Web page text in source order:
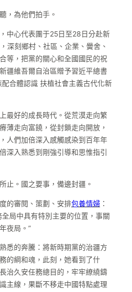
，為他們拍手。
中心代表團于25日至28日分赴新
深刻鄉村、社區、企業、黌舍、
等，把黨的關心和全國國民的祝
疆維吾爾自治區贈予習近平總書
合體認識 扶植社會主義古代化新
最好的成長時代。從荒漠走向繁
薄走向富饒，從封鎖走向開放，
人們加倍深入感觸感染到百年年
深入熟悉到剛強引導和思惟指引
止。國之要事，備邊封疆。
的審閱、策劃、安排包養情婦：
局中具有特別主要的位置，事關
夜局。”
悉的奔騰：將新時期黨的治疆方
的綱和魂，此刻，她看到了什
治久安任務總目的，牢牢繚繞鑄
主線，果斷不移走中國特點處理